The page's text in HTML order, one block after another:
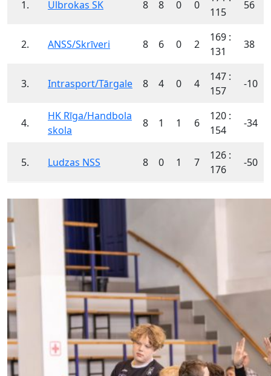
1. Ulbrokas SK 8 8 0 0
115
56
2. ANSS/Skrīveri 8 6 0 2
169 :
131
38
3. Intrasport/Tārgale 8 4 0 4
147 :
157
-10
4.
HK Rīga/Handbola
skola
8 1 1 6
120 :
154
-34
5. Ludzas NSS 8 0 1 7
126 :
176
-50